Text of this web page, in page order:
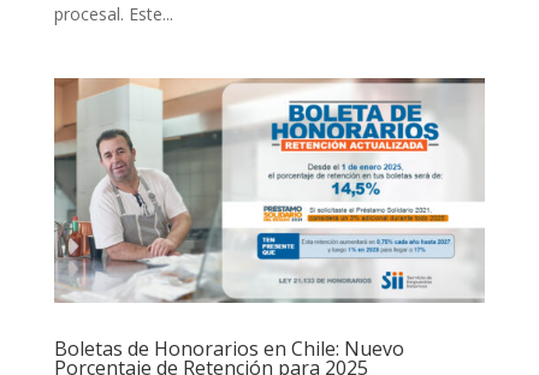
procesal. Este...
Boletas de Honorarios en Chile: Nuevo
Porcentaje de Retención para 2025